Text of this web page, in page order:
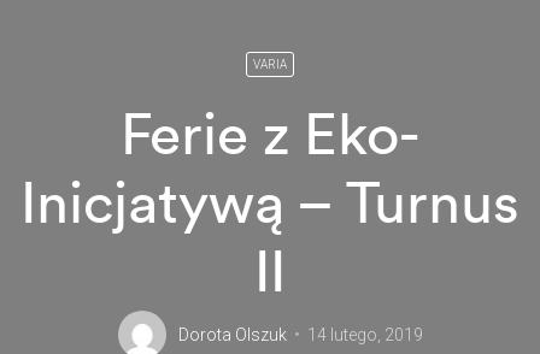
VARIA
Ferie z Eko-
Inicjatywą – Turnus
II
Dorota Olszuk 14 lutego, 2019